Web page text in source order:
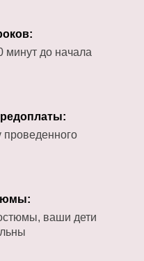
минут до начала
ваши дети